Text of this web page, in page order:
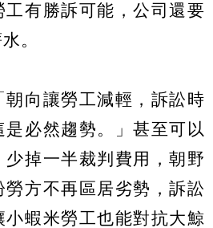
有勝訴可能，公司還要
。
朝向讓勞工減輕，訴訟時
必然趨勢。」甚至可以
掉一半裁判費用，朝野
方不再區居劣勢，訴訟
小蝦米勞工也能對抗大鯨